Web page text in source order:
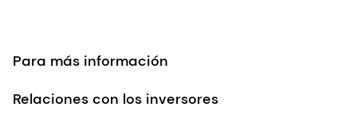
Para más información
Relaciones con los inversores